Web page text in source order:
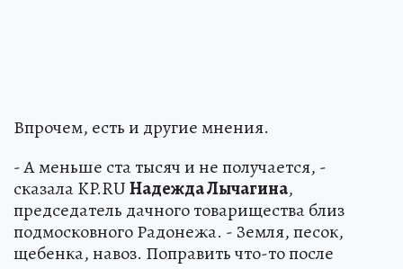
Впрочем, есть и другие мнения.
- А меньше ста тысяч и не получается, -
сказала KP.RUНадежда Лычагина,
председатель дачного товарищества близ
подмосковного Радонежа. - Земля, песок,
щебенка, навоз. Поправить что-то после